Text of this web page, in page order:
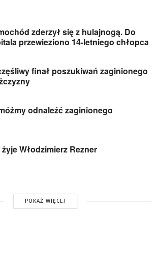
zderzył się z hulajnogą. Do
przewieziono 14-letniego chłopca
finał poszukiwań zaginionego
odnaleźć zaginionego
żyje Włodzimierz Rezner
POKAŻ WIĘCEJ